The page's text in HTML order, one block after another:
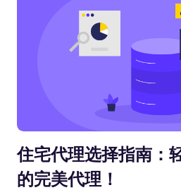
住宅代理选择指南：
的完美代理！